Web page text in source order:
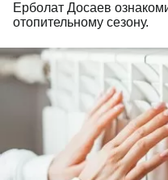
Ерболат Досаев
отопительному сезону.